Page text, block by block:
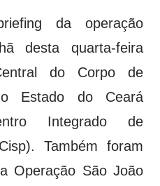
da operação
desta quarta-feira
do Corpo de
Estado do Ceará
Integrado de
Também foram
Operação São João